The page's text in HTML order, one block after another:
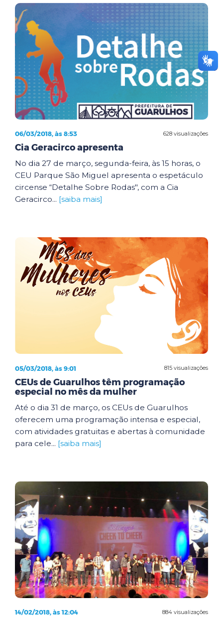
628 visualizações
06/03/2018, às 8:53
Cia Geracirco apresenta
No dia 27 de março, segunda-feira, às 15 horas, o
CEU Parque São Miguel apresenta o espetáculo
circense “Detalhe Sobre Rodas", com a Cia
Geracirco... [saiba mais]
815 visualizações
05/03/2018, às 9:01
CEUs de Guarulhos têm programação
especial no mês da mulher
Até o dia 31 de março, os CEUs de Guarulhos
oferecem uma programação intensa e especial,
com atividades gratuitas e abertas à comunidade
para cele... [saiba mais]
884 visualizações
14/02/2018, às 12:04